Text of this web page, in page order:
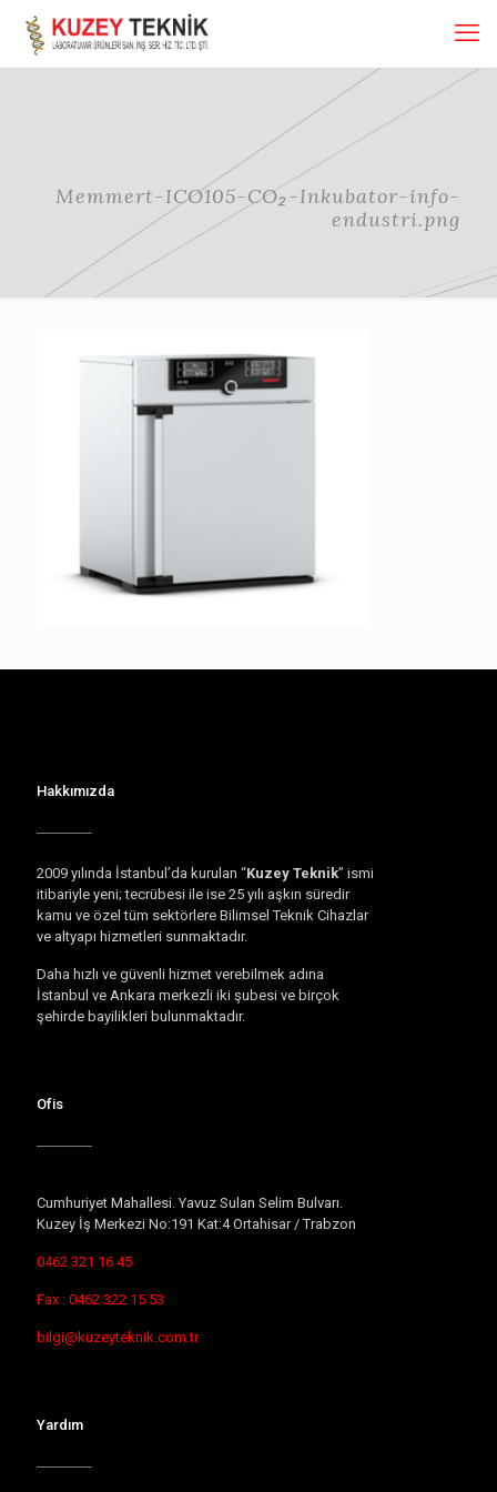
Memmert-ICO105-CO₂-Inkubator-info-
endustri.png
Hakkımızda
2009 yılında İstanbul’da kurulan “Kuzey Teknik” ismi
itibariyle yeni; tecrübesi ile ise 25 yılı aşkın süredir
kamu ve özel tüm sektörlere Bilimsel Teknik Cihazlar
ve altyapı hizmetleri sunmaktadır.
Daha hızlı ve güvenli hizmet verebilmek adına
İstanbul ve Ankara merkezli iki şubesi ve birçok
şehirde bayilikleri bulunmaktadır.
Ofis
Cumhuriyet Mahallesi. Yavuz Sulan Selim Bulvarı.
Kuzey İş Merkezi No:191 Kat:4 Ortahisar / Trabzon
0462 321 16 45
Fax : 0462 322 15 53
bilgi@kuzeyteknik.com.tr
Yardım